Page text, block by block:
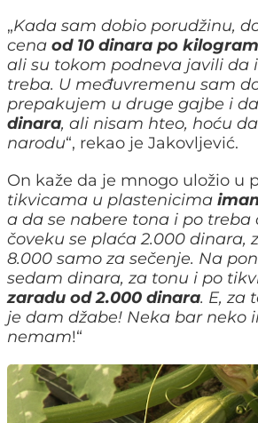
„Kada sam dobio porudžinu,
cena od 10 dinara po
ali su tokom podneva javili da
treba. U međuvremenu sam
prepakujem u druge gajbe i
dinara, ali nisam hteo, hoću
narodu“, rekao je Jakovljević.
On kaže da je mnogo uložio u
tikvicama u plastenicima
a da se nabere tona i po treba
čoveku se plaća 2.000 dinara,
8.000 samo za sečenje. Na
sedam dinara, za tonu i po
zaradu od 2.000 dinara. E, za
je dam džabe! Neka bar neko
nemam!“